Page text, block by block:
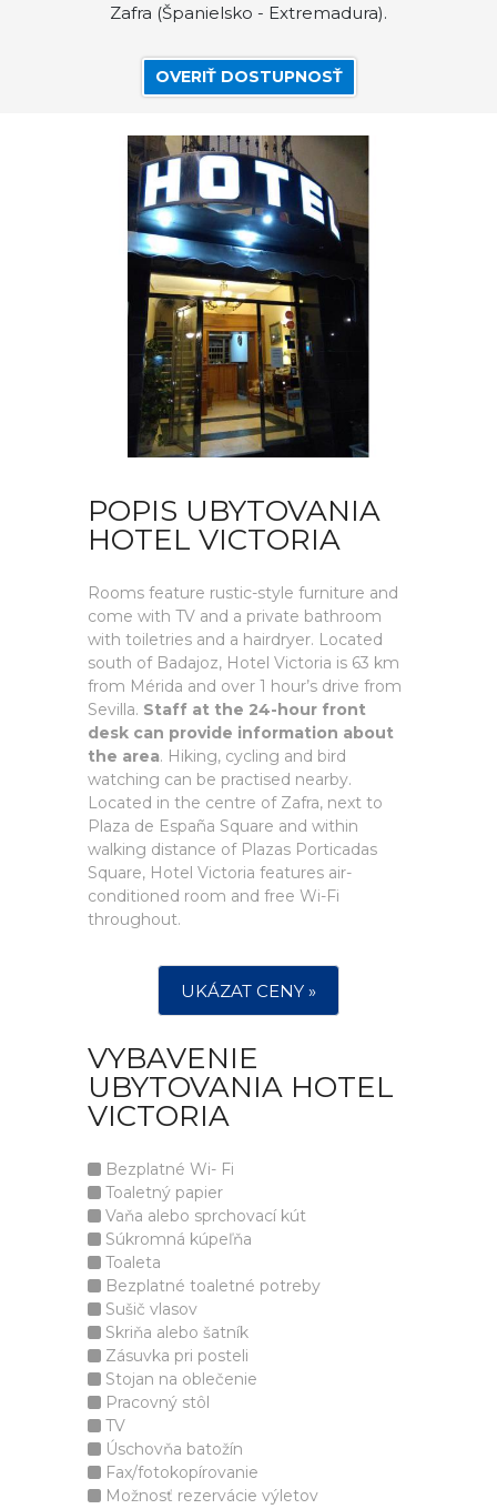
Zafra (Španielsko - Extremadura).
OVERIŤ DOSTUPNOSŤ
POPIS UBYTOVANIA
HOTEL VICTORIA
Rooms feature rustic-style furniture and
come with TV and a private bathroom
with toiletries and a hairdryer. Located
south of Badajoz, Hotel Victoria is 63 km
from Mérida and over 1 hour’s drive from
Sevilla. Staff at the 24-hour front
desk can provide information about
the area. Hiking, cycling and bird
watching can be practised nearby.
Located in the centre of Zafra, next to
Plaza de España Square and within
walking distance of Plazas Porticadas
Square, Hotel Victoria features air-
conditioned room and free Wi-Fi
throughout.
UKÁZAT CENY »
VYBAVENIE
UBYTOVANIA HOTEL
VICTORIA
Bezplatné Wi- Fi
Toaletný papier
Vaňa alebo sprchovací kút
Súkromná kúpeľňa
Toaleta
Bezplatné toaletné potreby
Sušič vlasov
Skriňa alebo šatník
Zásuvka pri posteli
Stojan na oblečenie
Pracovný stôl
TV
Úschovňa batožín
Fax/fotokopírovanie
Možnosť rezervácie výletov